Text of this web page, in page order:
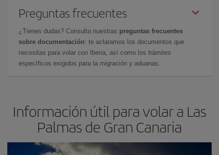
Preguntas frecuentes
¿Tienes dudas? Consulta nuestras preguntas frecuentes
sobre documentación: te aclaramos los documentos que
necesitas para volar con Iberia, así como los trámites
específicos exigidos para la migración y aduanas.
Información útil para volar a Las
Palmas de Gran Canaria